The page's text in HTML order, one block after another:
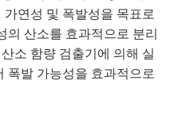
연성 및 폭발성을 목표로
의 산소를 효과적으로 분리
소 함량 검출기에 의해 실
폭발 가능성을 효과적으로